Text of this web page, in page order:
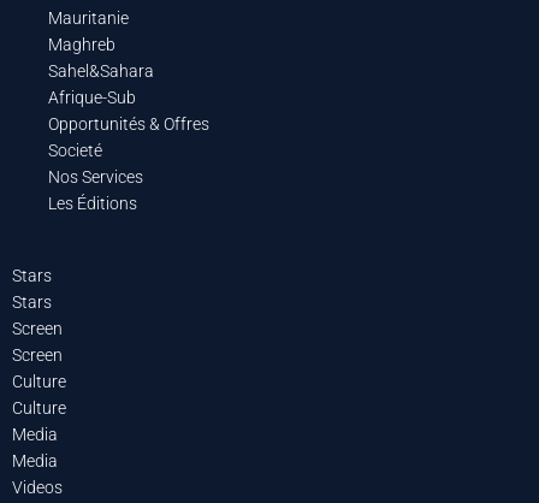
Mauritanie
Maghreb
Sahel&Sahara
Afrique-Sub
Opportunités & Offres
Societé
Nos Services
Les Éditions
Stars
Stars
Screen
Screen
Culture
Culture
Media
Media
Videos